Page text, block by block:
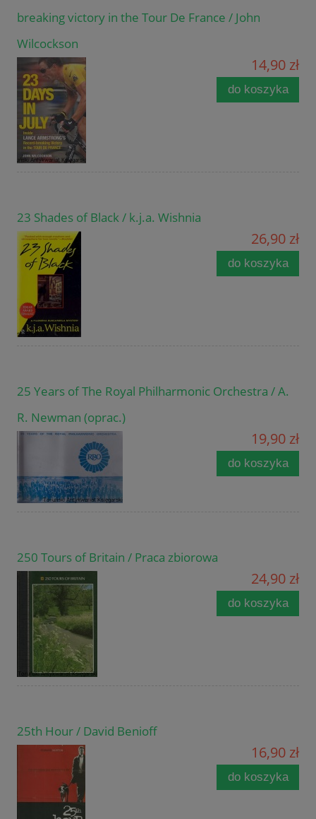
breaking victory in the Tour De France / John
Wilcockson
14,90 zł
do koszyka
23 Shades of Black / k.j.a. Wishnia
26,90 zł
do koszyka
25 Years of The Royal Philharmonic Orchestra / A.
R. Newman (oprac.)
19,90 zł
do koszyka
250 Tours of Britain / Praca zbiorowa
24,90 zł
do koszyka
25th Hour / David Benioff
16,90 zł
do koszyka